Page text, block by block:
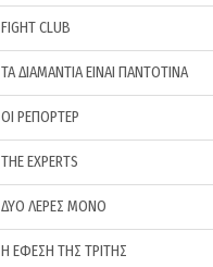
FIGHT CLUB
ΤΑ ΔΙΑΜΑΝΤΙΑ ΕΙΝΑΙ ΠΑΝΤΟΤΙΝΑ
ΟΙ ΡΕΠΟΡΤΕΡ
THE EXPERTS
ΔΥΟ ΛΕΡΕΣ ΜΟΝΟ
Η ΕΦΕΣΗ ΤΗΣ ΤΡΙΤΗΣ